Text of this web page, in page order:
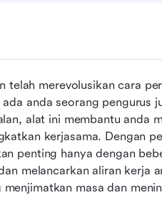
telah merevolusikan cara
ada anda seorang pengurus
alat ini membantu anda
kerjasama. Dengan
penting hanya dengan
melancarkan aliran kerja
masa dan